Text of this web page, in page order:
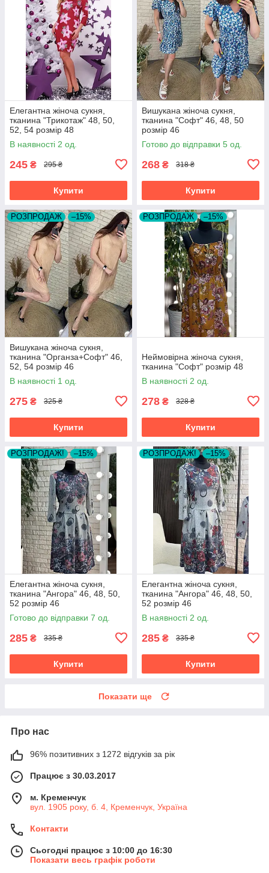
Елегантна жіноча сукня,
тканина "Трикотаж" 48, 50,
52, 54 розмір 48
В наявності 2 од.
245 ₴ 295 ₴
Купити
Вишукана жіноча сукня,
тканина "Софт" 46, 48, 50
розмір 46
Готово до відправки 5 од.
268 ₴ 318 ₴
Купити
РОЗПРОДАЖ –15%
Вишукана жіноча сукня,
тканина "Органза+Софт" 46,
52, 54 розмір 46
В наявності 1 од.
275 ₴ 325 ₴
Купити
РОЗПРОДАЖ –15%
Неймовірна жіноча сукня,
тканина "Софт" розмір 48
В наявності 2 од.
278 ₴ 328 ₴
Купити
РОЗПРОДАЖ! –15%
Елегантна жіноча сукня,
тканина "Ангора" 46, 48, 50,
52 розмір 46
Готово до відправки 7 од.
285 ₴ 335 ₴
Купити
РОЗПРОДАЖ! –15%
Елегантна жіноча сукня,
тканина "Ангора" 46, 48, 50,
52 розмір 46
В наявності 2 од.
285 ₴ 335 ₴
Купити
Показати ще
Про нас
96% позитивних з 1272 відгуків за рік
Працює з 30.03.2017
м. Кременчук
вул. 1905 року, б. 4, Кременчук, Україна
Контакти
Сьогодні працює з 10:00 до 16:30
Показати весь графік роботи